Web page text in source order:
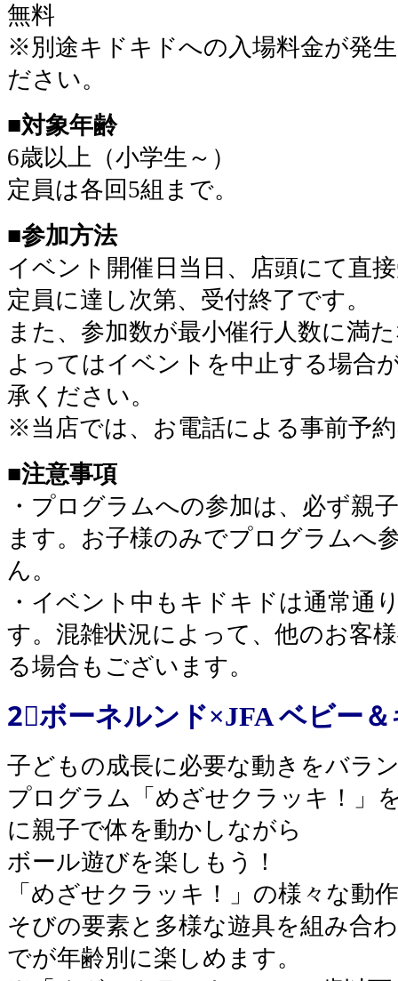
無料
※別途キドキドへの入場料金が発
ださい。
■対象年齢
6歳以上（小学生～）
定員は各回5組まで。
■参加方法
イベント開催日当日、店頭にて直
定員に達し次第、受付終了です。
また、参加数が最小催行人数に満
よってはイベントを中止する場合
承ください。
※当店では、お電話による事前予
■注意事項
・プログラムへの参加は、必ず親
ます。お子様のみでプログラムへ
ん。
・イベント中もキドキドは通常通
す。混雑状況によって、他のお客
る場合もございます。
2⃣ボーネルンド×JFA ベビー
子どもの成長に必要な動きをバラ
プログラム「めざせクラッキ！」
に親子で体を動かしながら
ボール遊びを楽しもう！
「めざせクラッキ！」の様々な動
そびの要素と多様な遊具を組み合
でが年齢別に楽しめます。